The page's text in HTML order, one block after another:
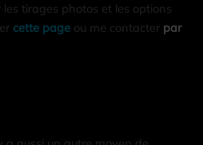
les tirages photos et les options
cette page ou me contacter par